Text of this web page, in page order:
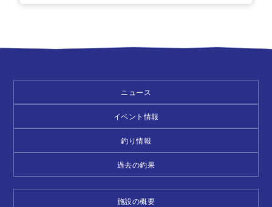
ニュース
イベント情報
釣り情報
過去の釣果
施設の概要